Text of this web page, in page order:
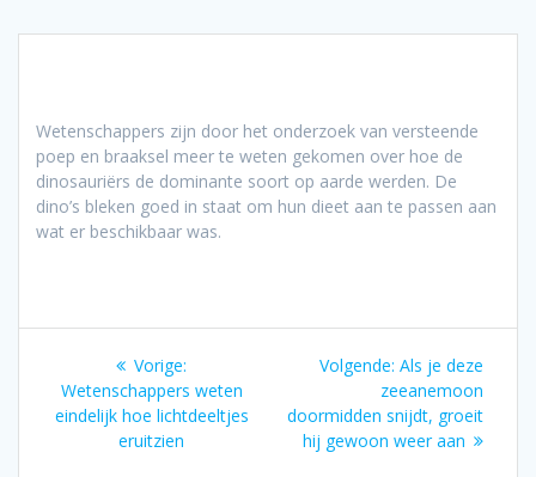
Wetenschappers zijn door het onderzoek van versteende
poep en braaksel meer te weten gekomen over hoe de
dinosauriërs de dominante soort op aarde werden. De
dino’s bleken goed in staat om hun dieet aan te passen aan
wat er beschikbaar was.
Bericht
navigatie
Vorige:
bericht:
Wetenschappers weten
eindelijk hoe lichtdeeltjes
eruitzien
Volgende: Volgend
bericht:
Als je deze
zeeanemoon
doormidden snijdt, groeit
hij gewoon weer aan